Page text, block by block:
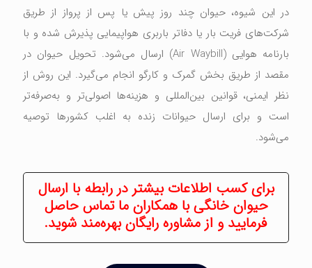
در این شیوه، حیوان چند روز پیش یا پس از پرواز از طریق
شرکت‌های فریت بار یا دفاتر باربری هواپیمایی پذیرش شده و با
بارنامه هوایی (Air Waybill) ارسال می‌شود. تحویل حیوان در
مقصد از طریق بخش گمرک و کارگو انجام می‌گیرد. این روش از
نظر ایمنی، قوانین بین‌المللی و هزینه‌ها اصولی‌تر و به‌صرفه‌تر
است و برای ارسال حیوانات زنده به اغلب کشورها توصیه
می‌شود.
برای کسب اطلاعات بیشتر در رابطه با ارسال
حیوان خانگی با همکاران ما تماس حاصل
فرمایید و از مشاوره رایگان بهره‌مند شوید.